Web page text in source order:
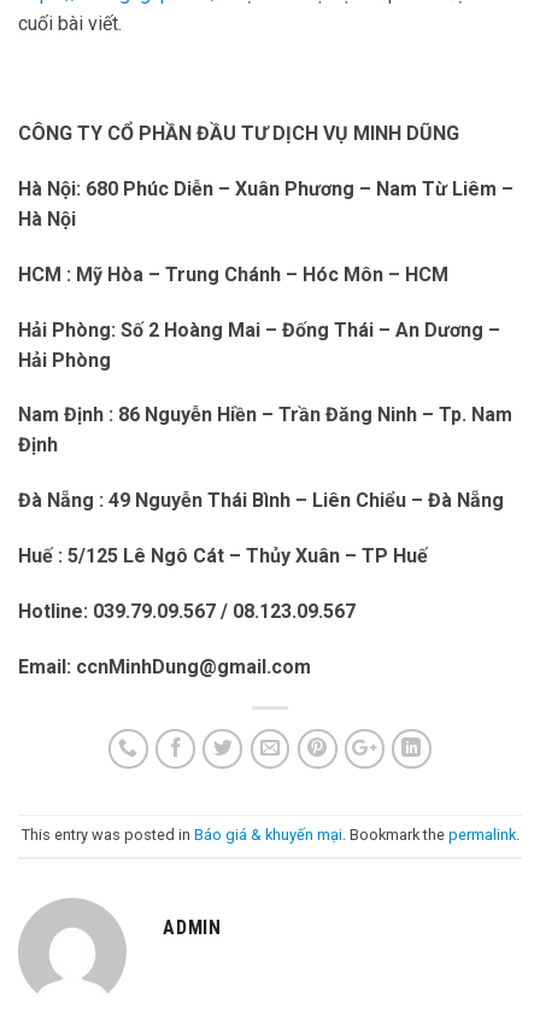
cuối bài viết.
CÔNG TY CỔ PHẦN ĐẦU TƯ DỊCH VỤ MINH DŨNG
Hà Nội: 680 Phúc Diễn – Xuân Phương – Nam Từ Liêm –
Hà Nội
HCM : Mỹ Hòa – Trung Chánh – Hóc Môn – HCM
Hải Phòng: Số 2 Hoàng Mai – Đống Thái – An Dương –
Hải Phòng
Nam Định : 86 Nguyễn Hiền – Trần Đăng Ninh – Tp. Nam
Định
Đà Nẵng : 49 Nguyễn Thái Bình – Liên Chiểu – Đà Nẵng
Huế : 5/125 Lê Ngô Cát – Thủy Xuân – TP Huế
Hotline: 039.79.09.567 / 08.123.09.567
Email: ccnMinhDung@gmail.com
This entry was posted in Báo giá & khuyến mại. Bookmark the permalink.
ADMIN